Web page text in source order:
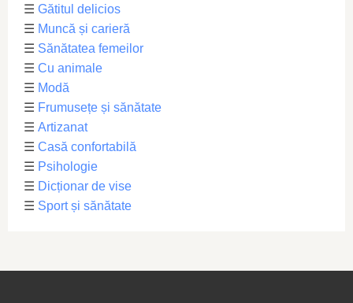
☰ Gătitul delicios
☰ Muncă și carieră
☰ Sănătatea femeilor
☰ Cu animale
☰ Modă
☰ Frumusețe și sănătate
☰ Artizanat
☰ Casă confortabilă
☰ Psihologie
☰ Dicționar de vise
☰ Sport și sănătate